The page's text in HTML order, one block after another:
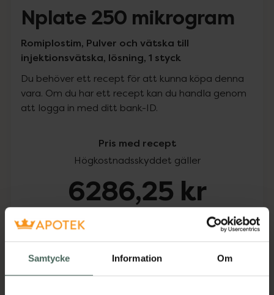
Samtycke Information Om
Nplate 250 mikrogram
Romiplostim, Pulver och vätska till
injektionsvätska, lösning, 1 styck
Du behöver ett recept för att kunna köpa denna
vara. Om du har ett recept kan du handla genom
att logga in med ditt bank-ID.
Pris med recept
Högkostnadsskyddet gäller
6286,25 kr
Köp via ditt recept